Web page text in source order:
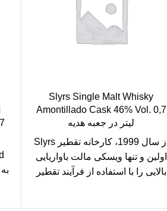
Slyrs Single Malt Whisky
Amontillado Cask 46% Vol. 0,7
لیتر در جعبه هدیه
از سال 1999، کارخانه تقطیر Slyrs
اولین و تنها ویسکی مالت باواریایی
بالایی را با استفاده از فرآیند تقطیر